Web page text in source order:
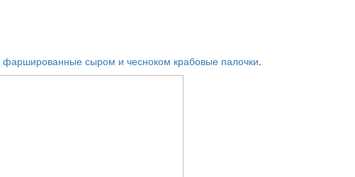
фаршированные сыром и чесноком крабовые палочки.